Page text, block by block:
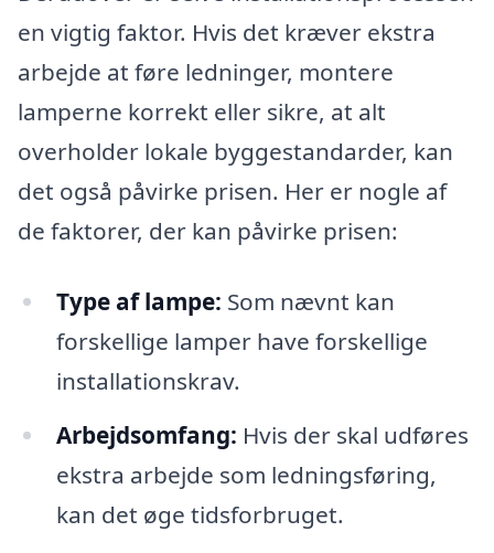
en vigtig faktor. Hvis det kræver ekstra
arbejde at føre ledninger, montere
lamperne korrekt eller sikre, at alt
overholder lokale byggestandarder, kan
det også påvirke prisen. Her er nogle af
de faktorer, der kan påvirke prisen:
Type af lampe: Som nævnt kan
forskellige lamper have forskellige
installationskrav.
Arbejdsomfang: Hvis der skal udføres
ekstra arbejde som ledningsføring,
kan det øge tidsforbruget.